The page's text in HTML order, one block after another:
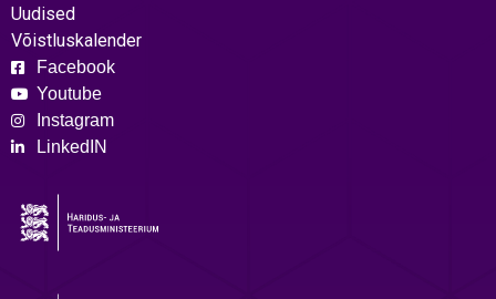
Uudised
Võistluskalender
Facebook
Youtube
Instagram
LinkedIN